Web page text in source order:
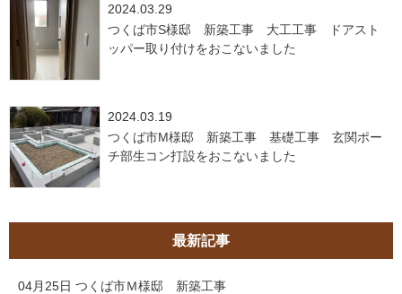
2024.03.29
つくば市S様邸 新築工事 大工工事 ドアスト
ッパー取り付けをおこないました
2024.03.19
つくば市M様邸 新築工事 基礎工事 玄関ポー
チ部生コン打設をおこないました
最新記事
04月25日 つくば市Ｍ様邸 新築工事